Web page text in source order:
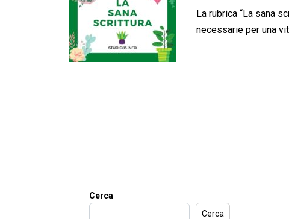
La rubrica “La sana
necessarie per una
Cerca
Cerca